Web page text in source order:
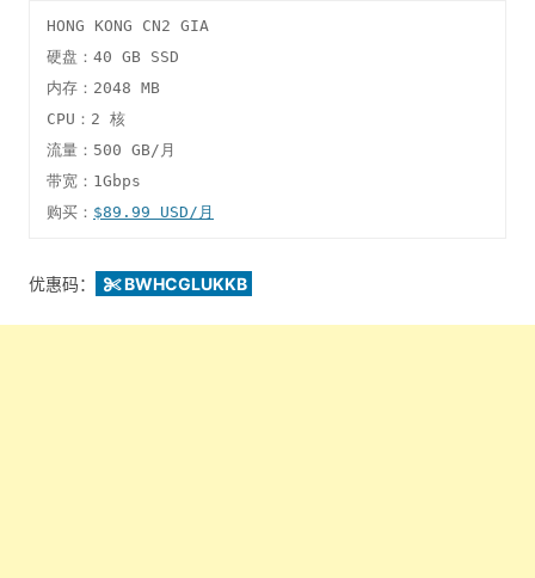
HONG KONG CN2 GIA
硬盘：40 GB SSD
内存：2048 MB
CPU：2 核
流量：500 GB/月
带宽：1Gbps
购买： $89.99 USD/月
优惠码： BWHCGLUKKB